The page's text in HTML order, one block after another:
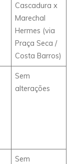
Cascadura x
Marechal
Hermes (via
Praça Seca /
Costa Barros)
Sem
alterações
Sem